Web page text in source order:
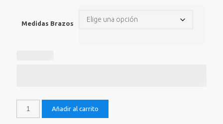
Medidas Brazos
Articulado
Añadir al carrito